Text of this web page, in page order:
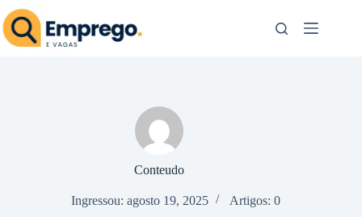
Pular
para
o
conteúdo
Conteudo
Ingressou: agosto 19, 2025 Artigos: 0